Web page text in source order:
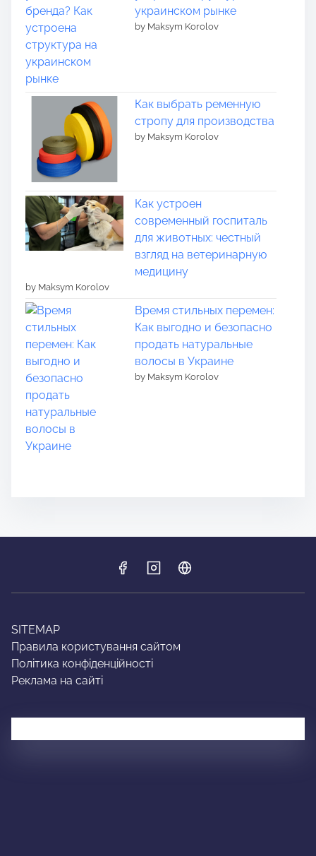
украинском рынке
by Maksym Korolov
Как выбрать ременную
стропу для производства
by Maksym Korolov
Как устроен
современный госпиталь
для животных: честный
взгляд на ветеринарную
медицину
by Maksym Korolov
Время стильных перемен:
Как выгодно и безопасно
продать натуральные
волосы в Украине
by Maksym Korolov
SITEMAP
Правила користування сайтом
Політика конфіденційності
Реклама на сайті